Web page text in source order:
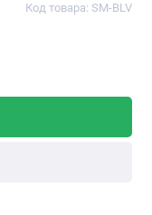
Код товара: SM-BLV